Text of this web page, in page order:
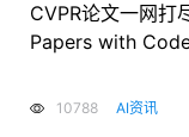
CVPR论文一网打
Papers with
10788 AI资讯